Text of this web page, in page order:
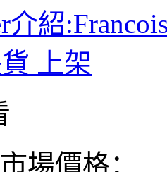
介紹
上架
市場價格：